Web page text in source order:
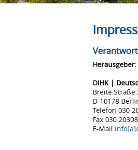
Herausgeber:
DIHK |
Breite Straße
D-10178
Telefon 030
Fax 030
E-Mail